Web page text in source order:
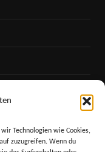
Technologien wie Cookies,
zuzugreifen. Wenn du